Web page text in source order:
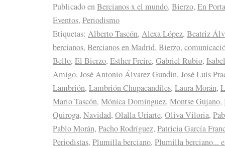
Publicado enBercianos x el mundo, Bierzo, En
Eventos, Periodismo
Etiquetas: Alberto Tascón, Alexa López, Beatriz
bercianos, Bercianos en Madrid, Bierzo,
Bello, El Bierzo, Esther Freire, Gabriel Rubio,
Amigo, José Antonio Álvarez Gundín, José Luís
Lambrión, Lambrión Chupacandiles, Laura Morán,
Mario Tascón, Mónica Dominguez, Montse Gujano,
Quiroga, Navidad, Olalla Uriarte, Oliva Viloria,
Pablo Morán, Pacho Rodríguez, Patricia García
Periodistas, Plumilla berciano, Plumilla berciano...